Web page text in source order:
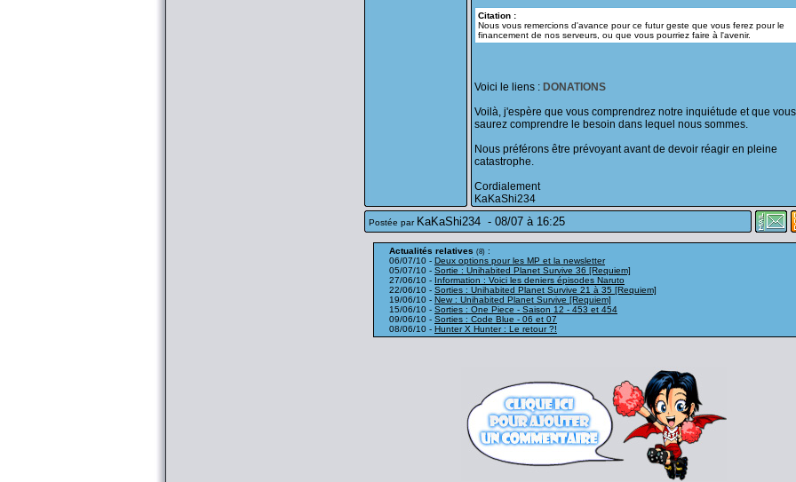
Citation :
Nous vous remercions d'avance pour ce futur geste que vous ferez pour le
financement de nos serveurs, ou que vous pourriez faire à l'avenir.
Voici le liens : DONATIONS
Voilà, j'espère que vous comprendrez notre inquiétude et que vous
saurez comprendre le besoin dans lequel nous sommes.
Nous préférons être prévoyant avant de devoir réagir en pleine
catastrophe.
Cordialement
KaKaShi234
Postée par KaKaShi234 - 08/07 à 16:25
Actualités relatives (8) :
06/07/10 - Deux options pour les MP et la newsletter
05/07/10 - Sortie : Unihabited Planet Survive 36 [Requiem]
27/06/10 - Information : Voici les deniers épisodes Naruto
22/06/10 - Sorties : Unihabited Planet Survive 21 à 35 [Requiem]
19/06/10 - New : Unihabited Planet Survive [Requiem]
15/06/10 - Sorties : One Piece - Saison 12 - 453 et 454
09/06/10 - Sorties : Code Blue - 06 et 07
08/06/10 - Hunter X Hunter : Le retour ?!